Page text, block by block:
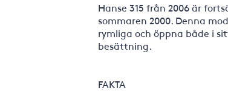
Hanse 315 från 2006 är
sommaren 2000. Denna
rymliga och öppna både i
besättning.
FAKTA